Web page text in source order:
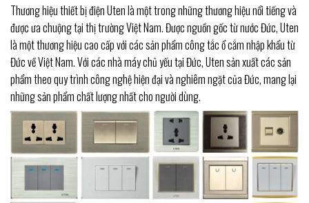
Thương hiệu thiết bị điện Uten là một trong những thương hiệu nổi tiếng và
được ưa chuộng tại thị trường Việt Nam. Được nguồn gốc từ nước Đức, Uten
là một thương hiệu cao cấp với các sản phẩm công tắc ổ cắm nhập khẩu từ
Đức về Việt Nam. Với các nhà máy chủ yếu tại Đức, Uten sản xuất các sản
phẩm theo quy trình công nghệ hiện đại và nghiêm ngặt của Đức, mang lại
những sản phẩm chất lượng nhất cho người dùng.